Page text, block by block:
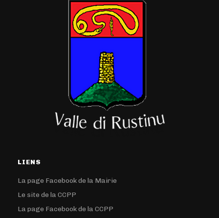
LIENS
La page Facebook de la Mairie
Le site de la CCPP
La page Facebook de la CCPP